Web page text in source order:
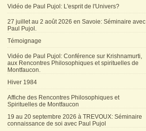
Vidéo de Paul Pujol: L'esprit de l'Univers?
27 juillet au 2 août 2026 en Savoie: Séminaire avec
Paul Pujol.
Témoignage
Vidéo de Paul Pujol: Conférence sur Krishnamurti,
aux Rencontres Philosophiques et spirituelles de
Montfaucon.
Hiver 1984
Affiche des Rencontres Philosophiques et
Spirituelles de Montfaucon
19 au 20 septembre 2026 à TREVOUX: Séminaire
connaissance de soi avec Paul Pujol